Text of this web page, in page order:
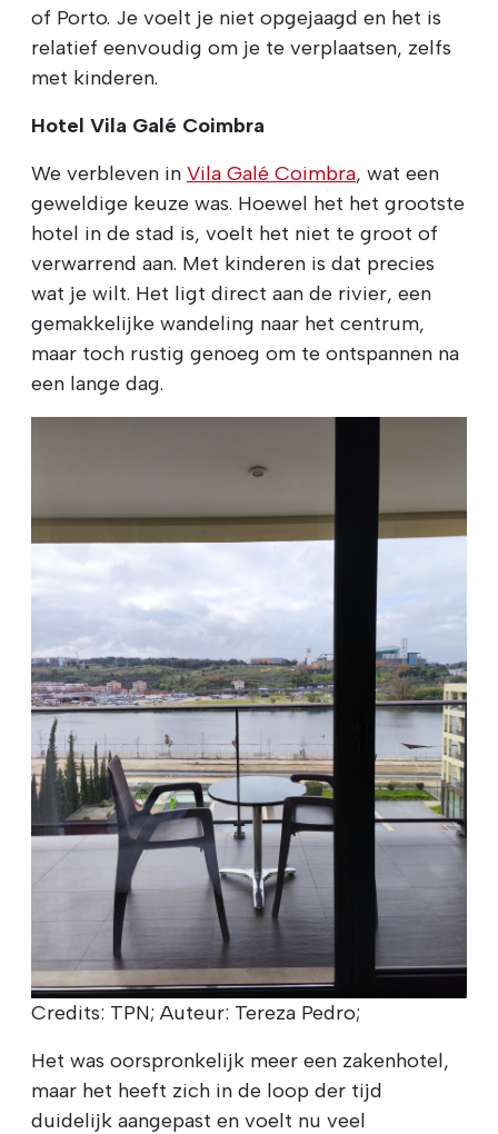
of Porto. Je voelt je niet opgejaagd en het is
relatief eenvoudig om je te verplaatsen, zelfs
met kinderen.
Hotel Vila Galé Coimbra
We verbleven in Vila Galé Coimbra, wat een
geweldige keuze was. Hoewel het het grootste
hotel in de stad is, voelt het niet te groot of
verwarrend aan. Met kinderen is dat precies
wat je wilt. Het ligt direct aan de rivier, een
gemakkelijke wandeling naar het centrum,
maar toch rustig genoeg om te ontspannen na
een lange dag.
Credits: TPN; Auteur: Tereza Pedro;
Het was oorspronkelijk meer een zakenhotel,
maar het heeft zich in de loop der tijd
duidelijk aangepast en voelt nu veel